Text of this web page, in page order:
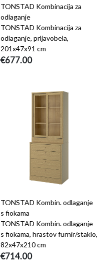
TONSTAD Kombinacija za
odlaganje
TONSTAD Kombinacija za
odlaganje, prljavobela,
201x47x91 cm
€677.00
TONSTAD Kombin. odlaganje
s fiokama
TONSTAD Kombin. odlaganje
s fiokama, hrastov furnir/staklo,
82x47x210 cm
€714.00